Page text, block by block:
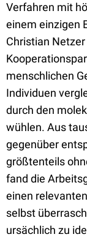
Verfahren mit
einem einzigen
Christian
menschlichen
Individuen
durch den
wühlen. Aus
gegenüber
größtenteils
fand die
einen
selbst
ursächlich zu